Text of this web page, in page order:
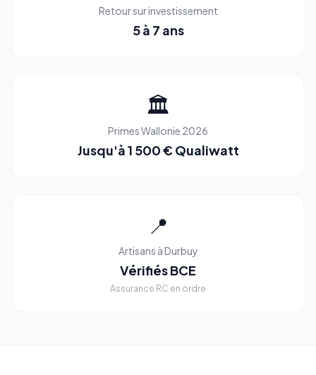
Retour sur investissement
5 à 7 ans
🏛️
Primes Wallonie 2026
Jusqu'à 1 500 € Qualiwatt
📍
Artisans à Durbuy
Vérifiés BCE
Assurance RC en ordre